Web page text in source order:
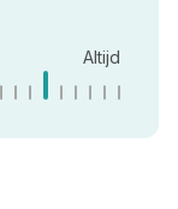
Altijd